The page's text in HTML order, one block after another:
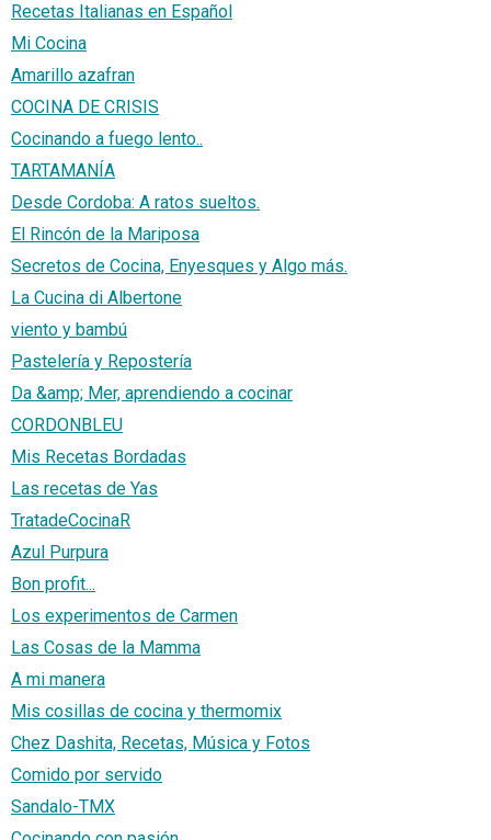
Recetas Italianas en Español
Mi Cocina
Amarillo azafran
COCINA DE CRISIS
Cocinando a fuego lento..
TARTAMANÍA
Desde Cordoba: A ratos sueltos.
El Rincón de la Mariposa
Secretos de Cocina, Enyesques y Algo más.
La Cucina di Albertone
viento y bambú
Pastelería y Repostería
Da &amp; Mer, aprendiendo a cocinar
CORDONBLEU
Mis Recetas Bordadas
Las recetas de Yas
TratadeCocinaR
Azul Purpura
Bon profit...
Los experimentos de Carmen
Las Cosas de la Mamma
A mi manera
Mis cosillas de cocina y thermomix
Chez Dashita, Recetas, Música y Fotos
Comido por servido
Sandalo-TMX